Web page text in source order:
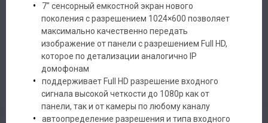
7″ сенсорный емкостной экран нового
поколения с разрешением 1024×600 позволяет
максимально качественно передать
изображение от панели с разрешением Full HD,
которое по детализации аналогично IP
домофонам
поддерживает Full HD разрешение входного
сигнала высокой четкости до 1080р как от
панели, так и от камеры по любому каналу
автоопределение разрешения и типа входного